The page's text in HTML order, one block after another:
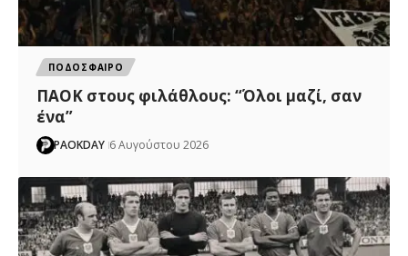
ΠΟΔΟΣΦΑΙΡΟ
ΠΑΟΚ στους φιλάθλους: “Όλοι μαζί, σαν
ένα”
PAOKDAY 6 Αυγούστου 2026